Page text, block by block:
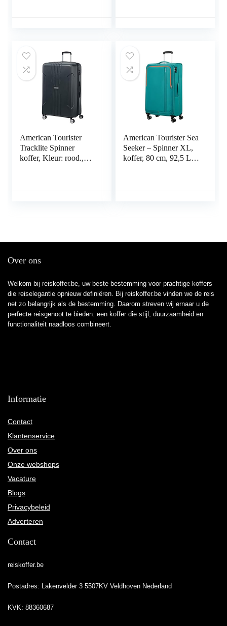
American Tourister
Tracklite Spinner
koffer, Kleur: rood.,
American Tourister Sea
Seeker – Spinner XL,
koffer, 80 cm, 92,5 L,
Over ons
Welkom bij reiskoffer.be, uw beste bestemming voor prachtige koffers
die reiselegantie opnieuw definiëren. Bij reiskoffer.be vinden we de reis
net zo belangrijk als de bestemming. Daarom streven wij ernaar u de
perfecte reisgenoot te bieden: een koffer die stijl, duurzaamheid en
functionaliteit naadloos combineert.
Informatie
Contact
Klantenservice
Over ons
Onze webshops
Vacature
Blogs
Privacybeleid
Adverteren
Contact
reiskoffer.be
Postadres: Lakenvelder 3 5507KV Veldhoven Nederland
KVK: 88360687